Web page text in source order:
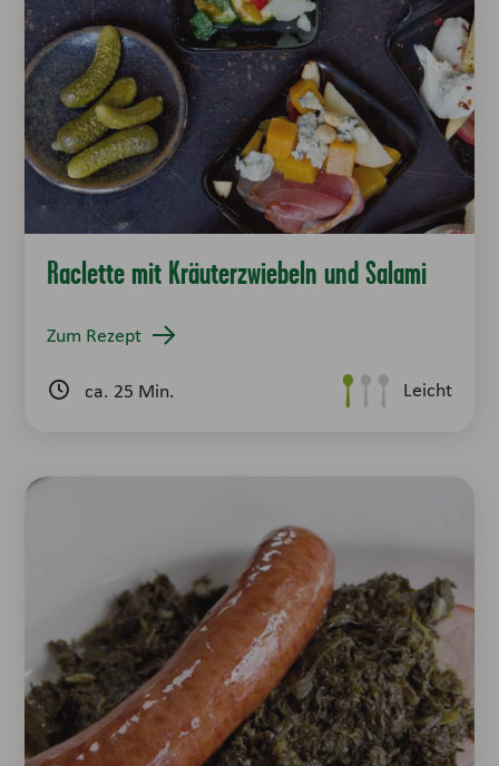
Raclette mit Kräuterzwiebeln und Salami
Zum Rezept
ca. 25 Min. Leicht